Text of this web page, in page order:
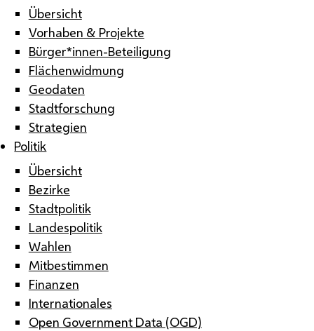
Übersicht
Vorhaben & Projekte
Bürger*innen-Beteiligung
Flächenwidmung
Geodaten
Stadtforschung
Strategien
Politik
Übersicht
Bezirke
Stadtpolitik
Landespolitik
Wahlen
Mitbestimmen
Finanzen
Internationales
Open Government Data (OGD)